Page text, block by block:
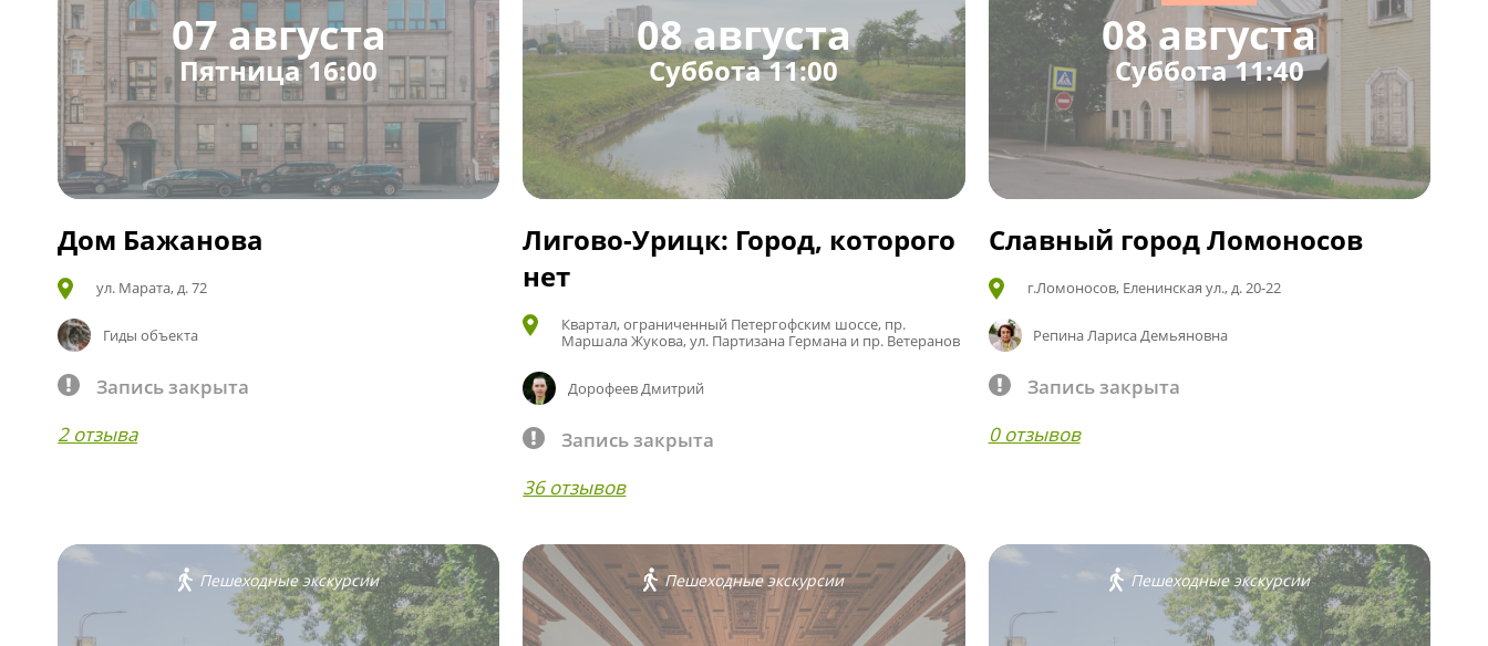
07 августа
Пятница 16:00
Дом Бажанова
ул. Марата, д. 72
Гиды объекта
Запись закрыта
2 отзыва
08 августа
Суббота 11:00
Лигово-Урицк: Город, которого
нет
Квартал, ограниченный Петергофским шоссе, пр.
Маршала Жукова, ул. Партизана Германа и пр. Ветеранов
Дорофеев Дмитрий
Запись закрыта
36 отзывов
08 августа
Суббота 11:40
Славный город Ломоносов
г.Ломоносов, Еленинская ул., д. 20-22
Репина Лариса Демьяновна
Запись закрыта
0 отзывов
Пешеходные экскурсии Пешеходные экскурсии Пешеходные экскурсии